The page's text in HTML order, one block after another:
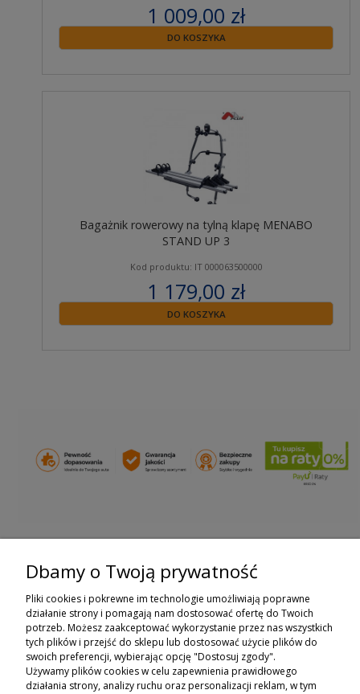
1 009,00 zł
zawiera 23% VAT
DO KOSZYKA
Bagażnik rowerowy na tylną klapę MENABO
STAND UP 3
Kod produktu: IT 000063500000
1 179,00 zł
zawiera 23% VAT
DO KOSZYKA
ZAPISZ SIĘ DO NEWSLETTERA
ZAPISZ SIĘ
ZAKUPY
POMOC
Dbamy o Twoją prywatność
Pliki cookies i pokrewne im technologie umożliwiają poprawne
działanie strony i pomagają nam dostosować ofertę do Twoich
potrzeb. Możesz zaakceptować wykorzystanie przez nas wszystkich
tych plików i przejść do sklepu lub dostosować użycie plików do
swoich preferencji, wybierając opcję "Dostosuj zgody".
Używamy plików cookies w celu zapewnienia prawidłowego
działania strony, analizy ruchu oraz personalizacji reklam, w tym